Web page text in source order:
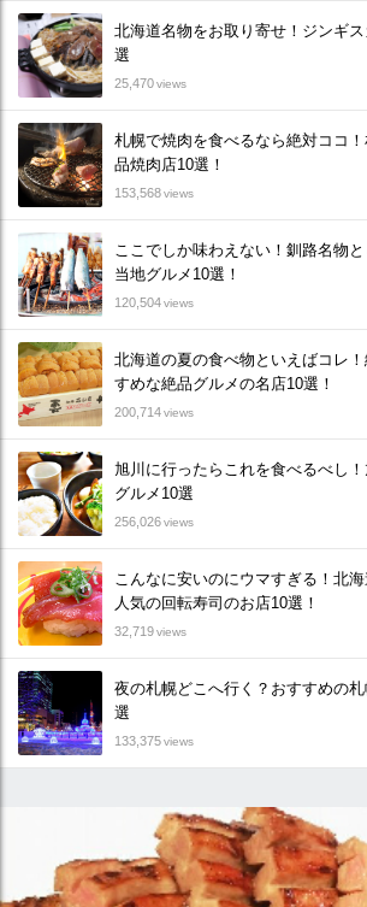
北海道名物をお取り寄せ！ジンギ
選
25,470views
札幌で焼肉を食べるなら絶対ココ
品焼肉店10選！
153,568views
ここでしか味わえない！釧路名物
当地グルメ10選！
120,504views
北海道の夏の食べ物といえばコレ
すめな絶品グルメの名店10選！
200,714views
旭川に行ったらこれを食べるべし
グルメ10選
256,026views
こんなに安いのにウマすぎる！北
人気の回転寿司のお店10選！
32,719views
夜の札幌どこへ行く？おすすめの
選
133,375views